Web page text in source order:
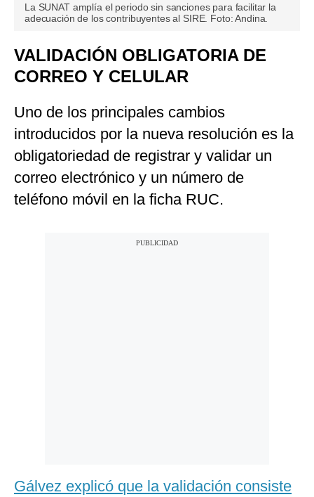
La SUNAT amplía el periodo sin sanciones para facilitar la
adecuación de los contribuyentes al SIRE. Foto: Andina.
VALIDACIÓN OBLIGATORIA DE
CORREO Y CELULAR
Uno de los principales cambios
introducidos por la nueva resolución es la
obligatoriedad de registrar y validar un
correo electrónico y un número de
teléfono móvil en la ficha RUC.
Gálvez explicó que la validación consiste